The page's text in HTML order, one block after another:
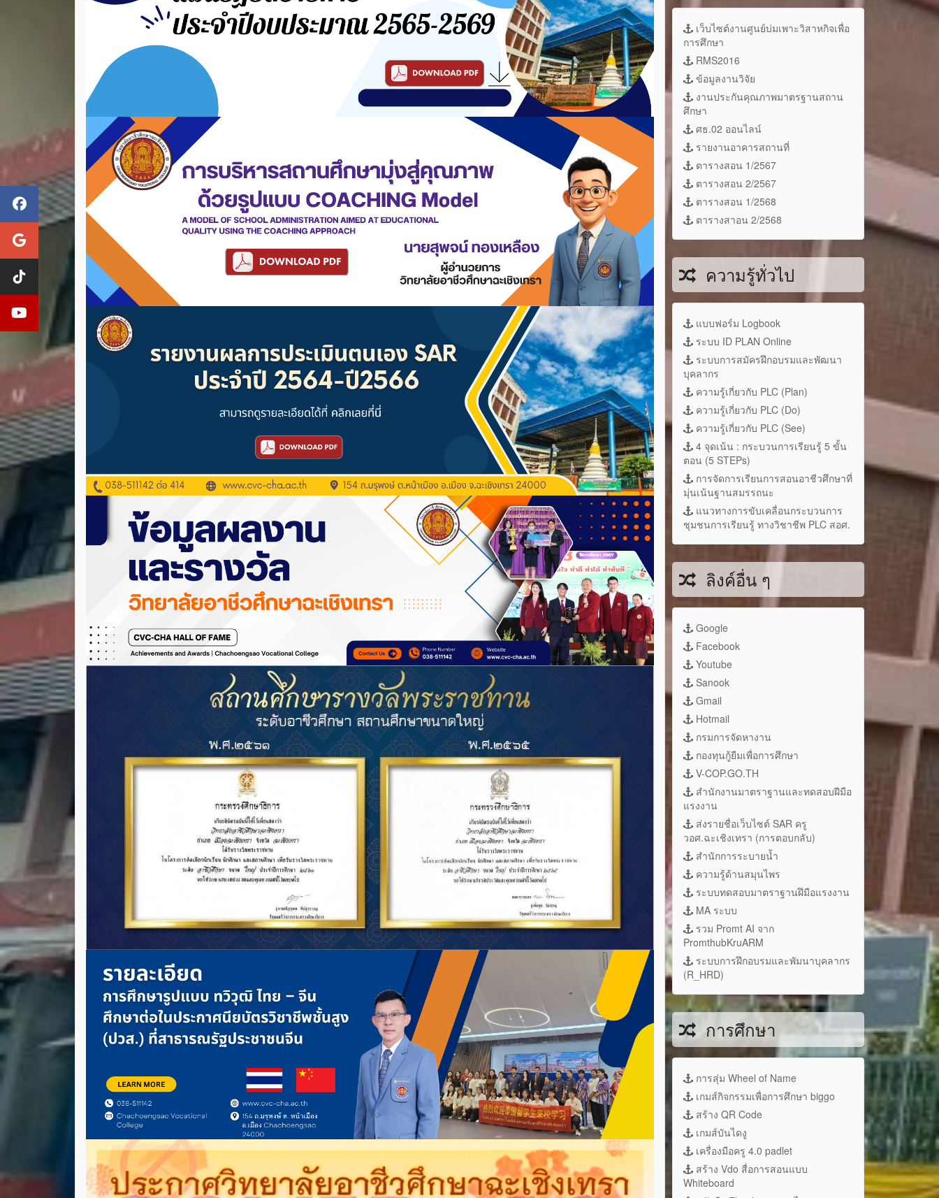
เว็บไซต์งานศูนย์บ่มเพาะวิสาหกิจเพื่อ
การศึกษา
RMS2016
ข้อมูลงานวิจัย
งานประกันคุณภาพมาตรฐานสถาน
ศึกษา
ศธ.02 ออนไลน์
รายงานอาคารสถานที่
ตารางสอน 1/2567
ตารางสอน 2/2567
ตารางสอน 1/2568
ตารางสาอน 2/2568
ความรู้ทั่วไป
แบบฟอร์ม Logbook
ระบบ ID PLAN Online
ระบบการสมัครฝึกอบรมและพัฒนา
บุคลากร
ความรู้เกี่ยวกับ PLC (Plan)
ความรู้เกี่ยวกับ PLC (Do)
ความรู้เกี่ยวกับ PLC (See)
4 จุดเน้น : กระบวนการเรียนรู้ 5 ขั้น
ตอน (5 STEPs)
การจัดการเรียนการสอนอาชีวศึกษาที่
มุ่นเน้นฐานสมรรถนะ
แนวทางการขับเคลื่อนกระบวนการ
ชุมชนการเรียนรู้ ทางวิชาชีพ PLC สอศ.
ลิงค์อื่น ๆ
Google
Facebook
Youtube
Sanook
Gmail
Hotmail
กรมการจัดหางาน
กองทุนกู้ยืมเพื่อการศึกษา
V-COP.GO.TH
สำนักงานมาตราฐานและทดสอบฝีมือ
แรงงาน
ส่งรายชื่อเว็บไซต์ SAR ครู
วอศ.ฉะเชิงเทรา (การตอบกลับ)
สำนักการระบายน้ำ
ความรู้ด้านสมุนไพร
ระบบทดสอบมาตราฐานฝึมือแรงงาน
MA ระบบ
รวม Promt AI จาก
PromthubKruARM
ระบบการฝึกอบรมและพัมนาบุคลากร
(R_HRD)
การศึกษา
การสุ่ม Wheel of Name
เกมส์กิจกรรมเพื่อการศึกษา biggo
สร้าง QR Code
เกมส์บันไดงู
เครื่องมือครู 4.0 padlet
สร้าง Vdo สื่อการสอนแบบ
Whiteboard